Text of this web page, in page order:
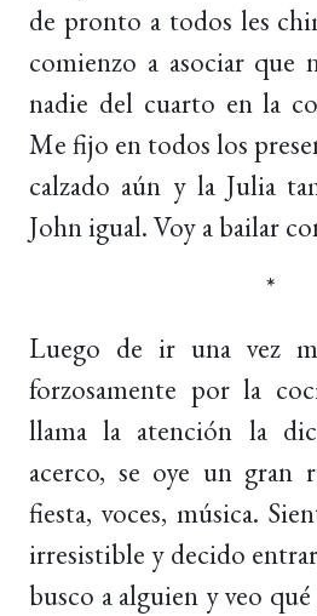
de pronto a todos les
comienzo a asociar que
nadie del cuarto en la
Me fijo en todos los
calzado aún y la Julia
John igual. Voy a bailar
*
Luego de ir una vez
forzosamente por la
llama la atención la
acerco, se oye un gran
fiesta, voces, música.
irresistible y decido
busco a alguien y veo